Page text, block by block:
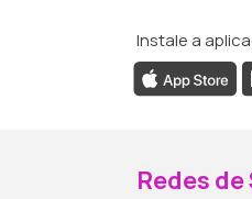
Instale a
Redes